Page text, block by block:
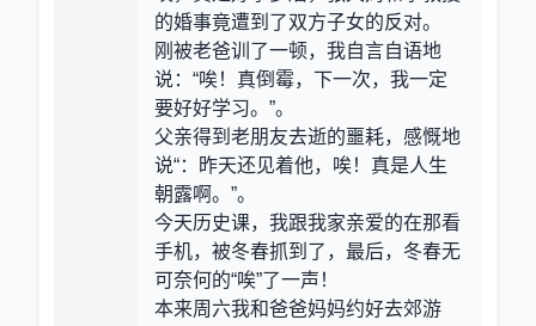
的婚事竟遭到了双方子女的反对。
刚被老爸训了一顿，我自言自语地
说：“唉！真倒霉，下一次，我一定
要好好学习。”。
父亲得到老朋友去逝的噩耗，感慨地
说“：昨天还见着他，唉！真是人生
朝露啊。”。
今天历史课，我跟我家亲爱的在那看
手机，被冬春抓到了，最后，冬春无
可奈何的“唉”了一声！
本来周六我和爸爸妈妈约好去郊游